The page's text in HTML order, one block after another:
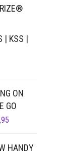
| KSS |
ON
GO
HANDY